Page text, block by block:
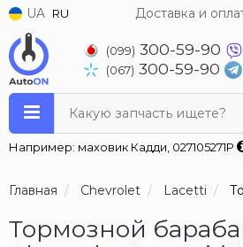
UA RU Доставка и
(099) 300-59-90
(067) 300-59-90
Какую запчасть ищете?
Например: маховик Кадди, 027105271P
Главная Chevrolet Lacetti
Тормозной